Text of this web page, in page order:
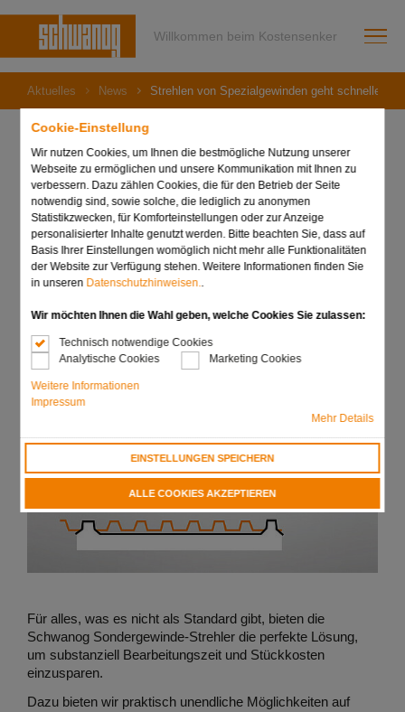
Cookie-Einstellung
Wir nutzen Cookies, um Ihnen die bestmögliche Nutzung unserer
Webseite zu ermöglichen und unsere Kommunikation mit Ihnen zu
verbessern. Dazu zählen Cookies, die für den Betrieb der Seite
notwendig sind, sowie solche, die lediglich zu anonymen
Statistikzwecken, für Komforteinstellungen oder zur Anzeige
personalisierter Inhalte genutzt werden. Bitte beachten Sie, dass auf
Basis Ihrer Einstellungen womöglich nicht mehr alle Funktionalitäten
der Website zur Verfügung stehen. Weitere Informationen finden Sie
in unseren Datenschutzhinweisen..
Wir möchten Ihnen die Wahl geben, welche Cookies Sie zulassen:
Technisch notwendige Cookies
Analytische Cookies
Marketing Cookies
Weitere Informationen
Impressum
Mehr Details
EINSTELLUNGEN SPEICHERN
ALLE COOKIES AKZEPTIEREN
Willkommen beim Kostensenker
Aktuelles News Strehlen von Spezialgewinden geht schneller so!
08. Dezember 2020
Strehlen von
Spezialgewinden geht
schneller so!
Für alles, was es nicht als Standard gibt, bieten die
Schwanog Sondergewinde-Strehler die perfekte Lösung,
um substanziell Bearbeitungszeit und Stückkosten
einzusparen.
Dazu bieten wir praktisch unendliche Möglichkeiten auf